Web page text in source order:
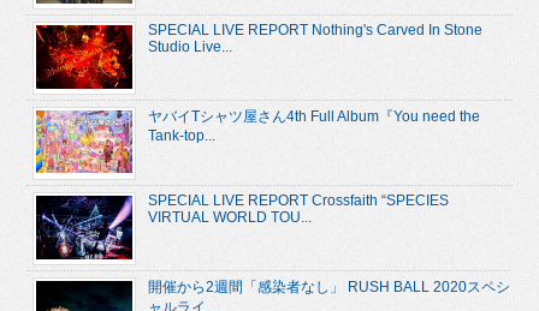
SPECIAL LIVE REPORT Nothing's Carved In Stone
Studio Live...
ヤバイTシャツ屋さん4th Full Album『You need the
Tank-top...
SPECIAL LIVE REPORT Crossfaith “SPECIES
VIRTUAL WORLD TOU...
開催から2週間「感染者なし」 RUSH BALL 2020スペシ